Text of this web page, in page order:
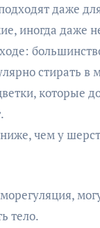
даже
иногда даже
стирать в
которые
чем у
тело.